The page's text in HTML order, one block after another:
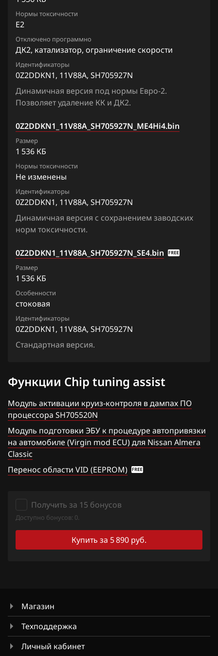
Chrysler
Citroen
Dacia
Daewoo
DAF
Derways
Dongfeng
Extreme moto
FAW
Fiat
Ford
Forthing
Foton
GAC
Geely
Genesis
Haima
Haval
Hawtai
Honda
Howo
Hummer
Hyundai
Isuzu
Iveco
JAC
Siemens EMS 3155
Siemens EMS 3160
Siemens SID 301
Siemens SID 310
Liberty
Maxima
Micra, March
Note
NV200
Pathfinder
Patrol, Safari
Presage
Primera
Qashqai, Dualis, Rogue
Sentra
Serena
Skyline
Stagea
Teana (J32)
Tiida
Tiida 1.6 Turbo 190hp
Titan
Versa Note
X-Trail 2.0
X-Trail 2.5
0Z2DNEN2_13ZE7A_SH705927N
0Z2DNEN2_13ZE8A_SH705927N
0Z2DVHNU6_11LV2B_SH705927
0Z2DVHNU6_11LV3B_SH705927N
0Z2DVHNU61_11LV2C_SH705927N
0Z2DVHNU61_11LV3C_SH705927N
0Z2DVHNU61_11LV3D_SH705927N
0Z2DVHNU7_11ZT0A_SH705927N
0Z2DVHNU7_11ZT0B_SH705927N
0Z2DVHNU7_11ZT1A_SH705927N
0Z2DVHNU7_11ZT1B_SH705927N
0Z2DX4N3_15ZK0A_SH705927N
0Z2DX4N3_15ZK1A_SH705927N
1APEGSE9_1VC820_SH705507N
2Z2D8PN4_11V89A_SH705927N
2Z2D8PN4_11ZT0D_SH705927N
Нормы токсичности
E2
Отключено программно
ДК2, катализатор, ограничение скорости
Идентификаторы
0Z2DDKN1, 11V88A, SH705927N
Динамичная версия под нормы Евро-2.
Позволяет удаление КК и ДК2.
0Z2DDKN1_11V88A_SH705927N_ME4Hi4.bin
Размер
1 536 КБ
Нормы токсичности
Не изменены
Идентификаторы
0Z2DDKN1, 11V88A, SH705927N
Динамичная версия с сохранением заводских
норм токсичности.
0Z2DDKN1_11V88A_SH705927N_SE4.bin
Размер
1 536 КБ
Особенности
стоковая
Идентификаторы
0Z2DDKN1, 11V88A, SH705927N
Стандартная версия.
Функции Chip tuning assist
Модуль активации круиз-контроля в дампах ПО
процессора SH705520N
Модуль подготовки ЭБУ к процедуре автопривязки
на автомобиле (Virgin mod ECU) для Nissan Almera
Classic
Перенос области VID (EEPROM)
Получить за 15 бонусов
Доступно бонусов: 0.
Купить за 5 890 руб.
Магазин
Техподдержка
Личный кабинет